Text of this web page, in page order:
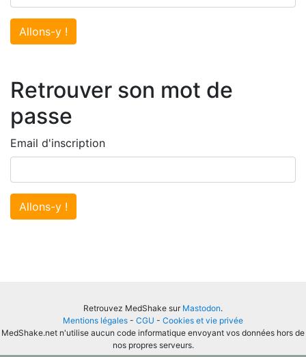
Allons-y !
Retrouver son mot de
passe
Email d'inscription
Allons-y !
Retrouvez MedShake sur Mastodon.
Mentions légales - CGU - Cookies et vie privée
MedShake.net n'utilise aucun code informatique envoyant vos données hors de
nos propres serveurs.